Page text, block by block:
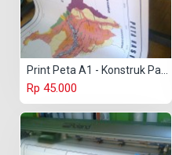
Rp 45.000